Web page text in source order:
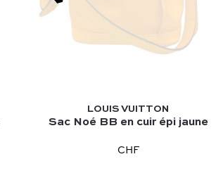
LOUIS VUITTON
Sac Noé BB en cuir épi jaune
CHF